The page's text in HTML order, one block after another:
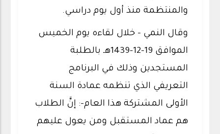
والمنتظمة منذ أول يوم دراسي.
وقال النمي - خلال لقاءه يوم الخميس
الموافق 19-12-1439هـ بالطلبة
المستجدين وذلك في البرنامج
التعريفي الذي تنظمه عمادة السنة
الأولى المشتركة هذا العام-: إنَّ الطلاب
هم عماد المستقبل ومن يعول عليهم